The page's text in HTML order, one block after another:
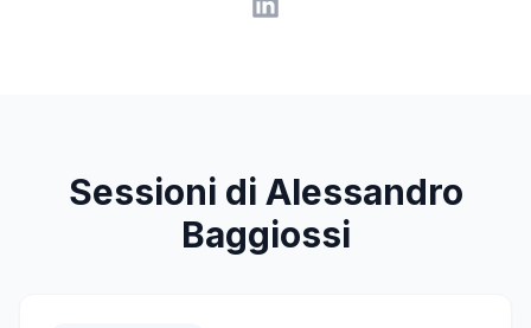
Sessioni di Alessandro
Baggiossi